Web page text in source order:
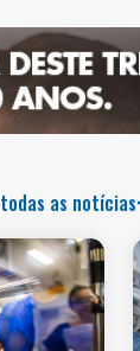
as notícias